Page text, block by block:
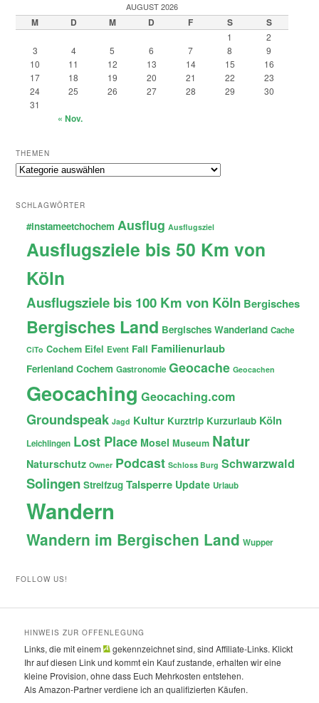
AUGUST 2026
M D M D F S S
1
2
3
4 5 6 7 8
9
10
11 12 13 14 15
16
17
18 19 20 21 22
23
24
25 26 27 28 29
30
31
« Nov.
THEMEN
Themen
SCHLAGWÖRTER
#instameetchochem Ausflug Ausflugsziel
Ausflugsziele bis 50 Km von
Köln
Ausflugsziele bis 100 Km von Köln Bergisches
Bergisches Land Bergisches Wanderland Cache
CiTo Cochem Eifel Event Fail Familienurlaub
Ferienland Cochem Gastronomie Geocache Geocachen
Geocaching Geocaching.com
Groundspeak Jagd Kultur Kurztrip Kurzurlaub Köln
Leichlingen Lost Place Mosel Museum Natur
Naturschutz Owner Podcast Schloss Burg Schwarzwald
Solingen Streifzug Talsperre Update Urlaub
Wandern
Wandern im Bergischen Land Wupper
FOLLOW US!
HINWEIS ZUR OFFENLEGUNG
Links, die mit einem
gekennzeichnet sind, sind Affiliate-Links. Klickt
Ihr auf diesen Link und kommt ein Kauf zustande, erhalten wir eine
kleine Provision, ohne dass Euch Mehrkosten entstehen.
Als Amazon-Partner verdiene ich an qualifizierten Käufen.